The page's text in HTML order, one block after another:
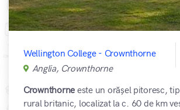
Wellington College - Crownthorne
Anglia, Crownthorne
Crownthorne este un orășel pitoresc,
rural britanic, localizat la c. 60 de km